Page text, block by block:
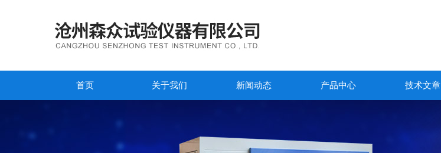
首页 关于我们 新闻动态 产品中心 技术文章